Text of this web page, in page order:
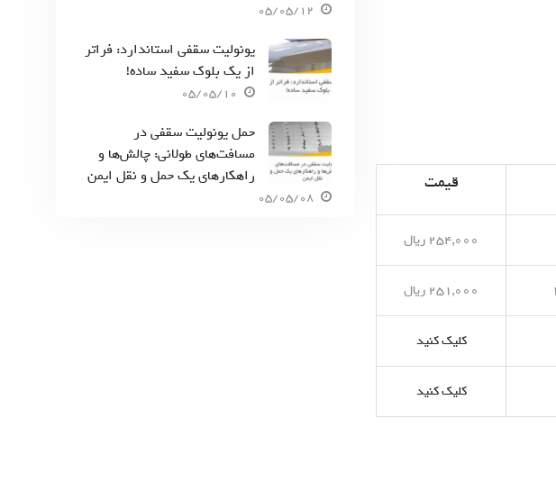
قیمت
۲۵۴,۰۰۰ ریال
۲۵۱,۰۰۰ ریال
کلیک کنید
کلیک کنید
05/05/12
یونولیت سقفی استاندارد: فراتر
از یک بلوک سفید ساده!
05/05/10
حمل یونولیت سقفی در
مسافت‌های طولانی: چالش‌ها و
راهکارهای یک حمل و نقل ایمن
05/05/08